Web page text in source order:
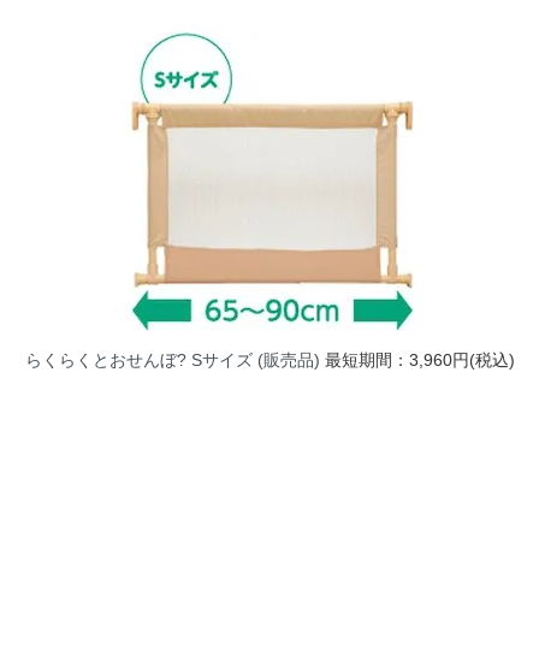
らくらくとおせんぼ? Sサイズ (販売品) 最短期間：3,960円(税込)